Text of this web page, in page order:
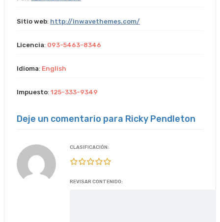
Sitio web: http://inwavethemes.com/
Licencia: 093-5463-8346
Idioma: English
Impuesto: 125-333-9349
Deje un comentario para Ricky Pendleton
CLASIFICACIÓN:
REVISAR CONTENIDO: